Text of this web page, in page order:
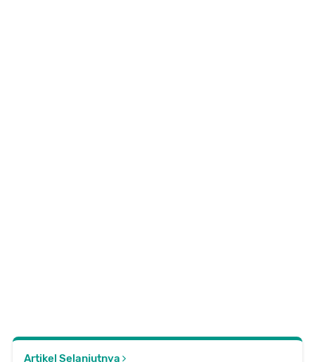
Artikel Selanjutnya